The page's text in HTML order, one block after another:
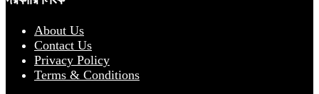
About Us
Contact Us
Privacy Policy
Terms & Conditions